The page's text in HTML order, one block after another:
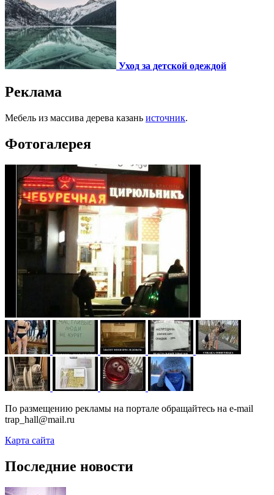
Уход за детской одеждой
Реклама
Мебель из массива дерева казань источник.
Фотогалерея
По размещению рекламы на портале обращайтесь на e-mail
trap_hall@mail.ru
Карта сайта
Последние новости